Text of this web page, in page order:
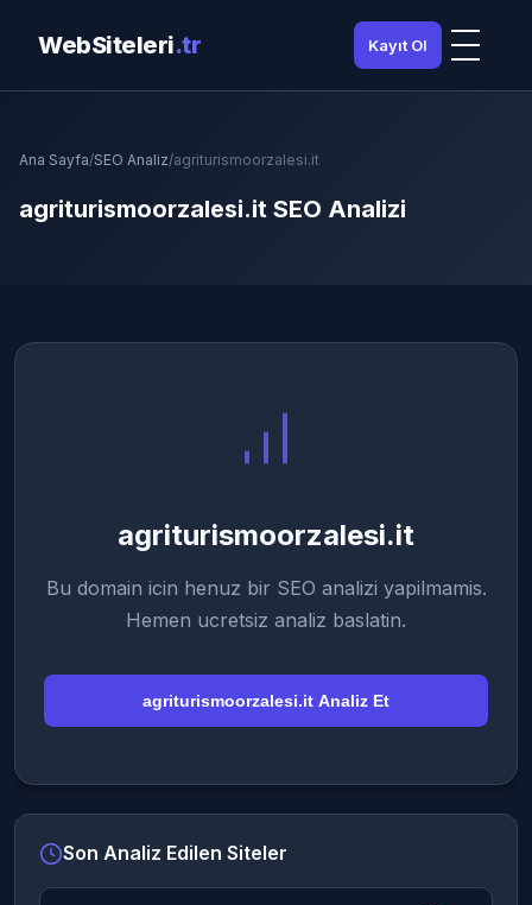
WebSiteleri.tr Kayıt Ol
Ana Sayfa/SEO Analiz/agriturismoorzalesi.it
agriturismoorzalesi.it SEO Analizi
agriturismoorzalesi.it
Bu domain icin henuz bir SEO analizi yapilmamis.
Hemen ucretsiz analiz baslatin.
agriturismoorzalesi.it Analiz Et
Son Analiz Edilen Siteler